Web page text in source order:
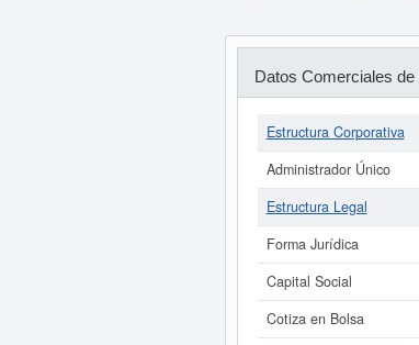
Datos Comerciales de
Estructura Corporativa
Administrador Único
Estructura Legal
Forma Jurídica
Capital Social
Cotiza en Bolsa